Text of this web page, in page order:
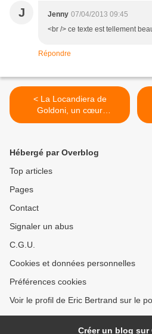
J Jenny 07/04/2013 09:45
<br /> ce texte est tellement
Répondre
< La Locandiera de
Goldoni, un cœur
diabolique dans une prison
Hébergé par Overblog
Top articles
Pages
Contact
Signaler un abus
C.G.U.
Cookies et données personnelles
Préférences cookies
Voir le profil de Eric Bertrand sur le
Créer un blog sur